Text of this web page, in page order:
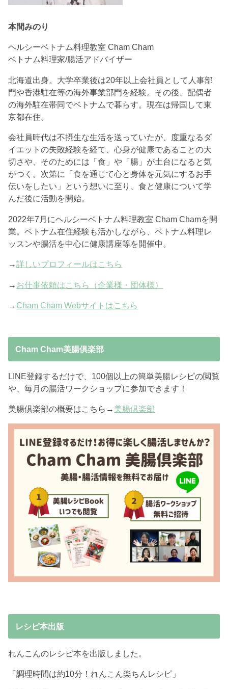
本間みのり
ヘルシーベトナム料理教室 Cham Cham
ベトナム料理家/腸活アドバイザー
北海道出身。大学卒業後は20年以上会社員として人事部
門や香港駐在等の海外事業部門を経験。その後、配偶者
の海外駐在帯同でベトナムで暮らす。現在は帰国して東
京都在住。
会社員時代は不摂生な生活を送っていたが、度重なるダ
イエットの失敗経験を経て、心身が健康であることの大
切さや、そのためには「食」や「腸」が土台になると気
がつく。次第に「食を通じて心と身体を元気にするお手
伝いをしたい」という想いに至り、食と健康について学
んだ後に活動を開始。
2022年7月にヘルシーベトナム料理教室 Cham Chamを開
業。ベトナム在住経験も活かしながら、ベトナム料理レ
ッスンや腸活を中心に健康講座等を開催中。
→詳しいプロフィールはこちら
→ お仕事依頼はこちら（企業様・団体様）
→ Cham Cham Webサイトはこちら
Cham Cham美腸俱楽部
LINE登録するだけで、100個以上の簡単美腸レシピの閲覧
や、毎月の腸活ワークショップに参加できます！
美腸倶楽部の概要はこちら→ 美腸倶楽部
レシピ本出版
れんこんのレシピ本を出版しました。
「調理時間は約10分！れんこん楽ちんレシピ」